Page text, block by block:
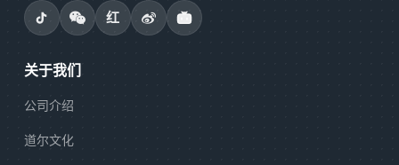
红
关于我们
公司介绍
道尔文化